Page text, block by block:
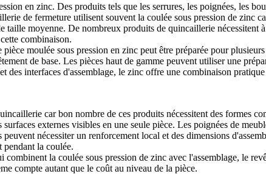
en zinc. Des produits tels que les serrures, les poignées, les
de fermeture utilisent souvent la coulée sous pression de zinc
moyenne. De nombreux produits de quincaillerie nécessitent
combinaison.
moulée sous pression en zinc peut être préparée pour
de base. Les pièces haut de gamme peuvent utiliser une
interfaces d'assemblage, le zinc offre une combinaison
car bon nombre de ces produits nécessitent des formes
externes visibles en une seule pièce. Les poignées de
nécessiter un renforcement local et des dimensions
pendant la coulée.
combinent la coulée sous pression de zinc avec l'assemblage, le
compte autant que le coût au niveau de la pièce.